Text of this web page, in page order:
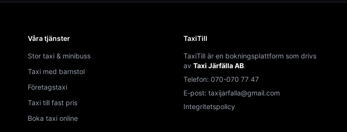
Våra tjänster
Stor taxi & minibuss
Taxi med barnstol
Företagstaxi
Taxi till fast pris
Boka taxi online
TaxiTill
TaxiTill är en bokningsplattform som drivs
av Taxi Järfälla AB.
Telefon: 070-070 77 47
E-post: taxijarfalla@gmail.com
Integritetspolicy